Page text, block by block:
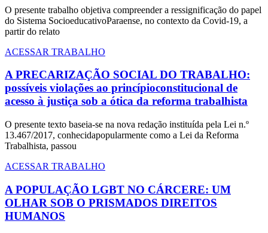
O presente trabalho objetiva compreender a ressignificação do papel
do Sistema SocioeducativoParaense, no contexto da Covid-19, a
partir do relato
ACESSAR TRABALHO
A PRECARIZAÇÃO SOCIAL DO TRABALHO:
possíveis violações ao princípioconstitucional de
acesso à justiça sob a ótica da reforma trabalhista
O presente texto baseia-se na nova redação instituída pela Lei n.º
13.467/2017, conhecidapopularmente como a Lei da Reforma
Trabalhista, passou
ACESSAR TRABALHO
A POPULAÇÃO LGBT NO CÁRCERE: UM
OLHAR SOB O PRISMADOS DIREITOS
HUMANOS